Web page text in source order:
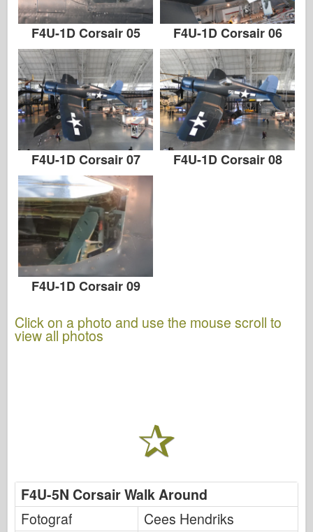
F4U-1D Corsair 05 F4U-1D Corsair 06
F4U-1D Corsair 07 F4U-1D Corsair 08
F4U-1D Corsair 09
Click on a photo and use the mouse scroll to
view all photos
F4U-5N Corsair Walk Around
Fotograf
Cees Hendriks